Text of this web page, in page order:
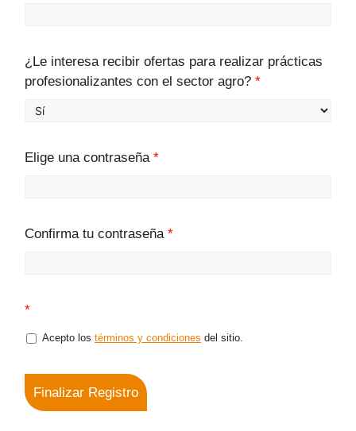
¿Le interesa recibir ofertas para realizar prácticas
profesionalizantes con el sector agro? *
Elige una contraseña *
Confirma tu contraseña *
*
Acepto los términos y condiciones del sitio.
Finalizar Registro